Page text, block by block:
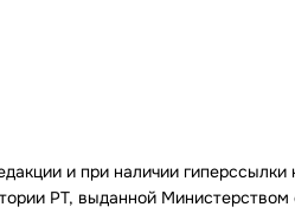
и при наличии гиперссылки
РТ, выданной Министерством